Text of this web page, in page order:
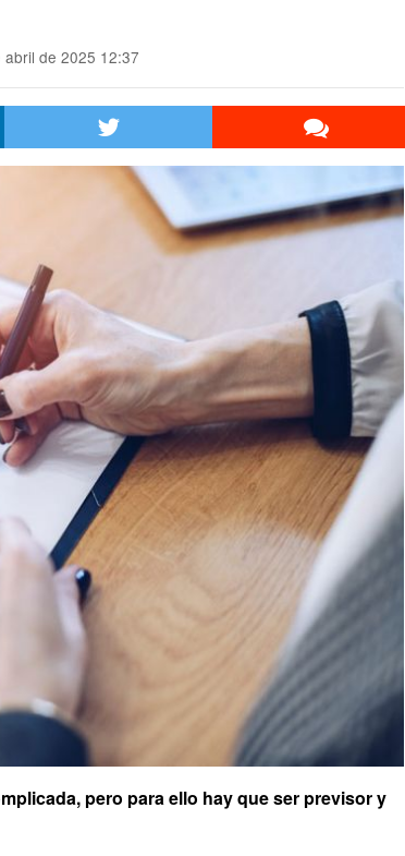
abril de 2025 12:37
pero para ello hay que ser previsor y